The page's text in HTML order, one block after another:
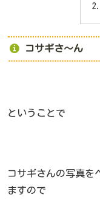
コサギさ～ん
ということで
コサギさんの写真を
ますので